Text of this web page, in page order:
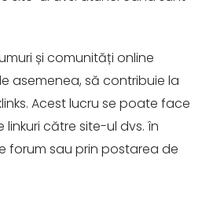
și comunități online
asemenea, să contribuie la
Acest lucru se poate face
către site-ul dvs. în
forum sau prin postarea de